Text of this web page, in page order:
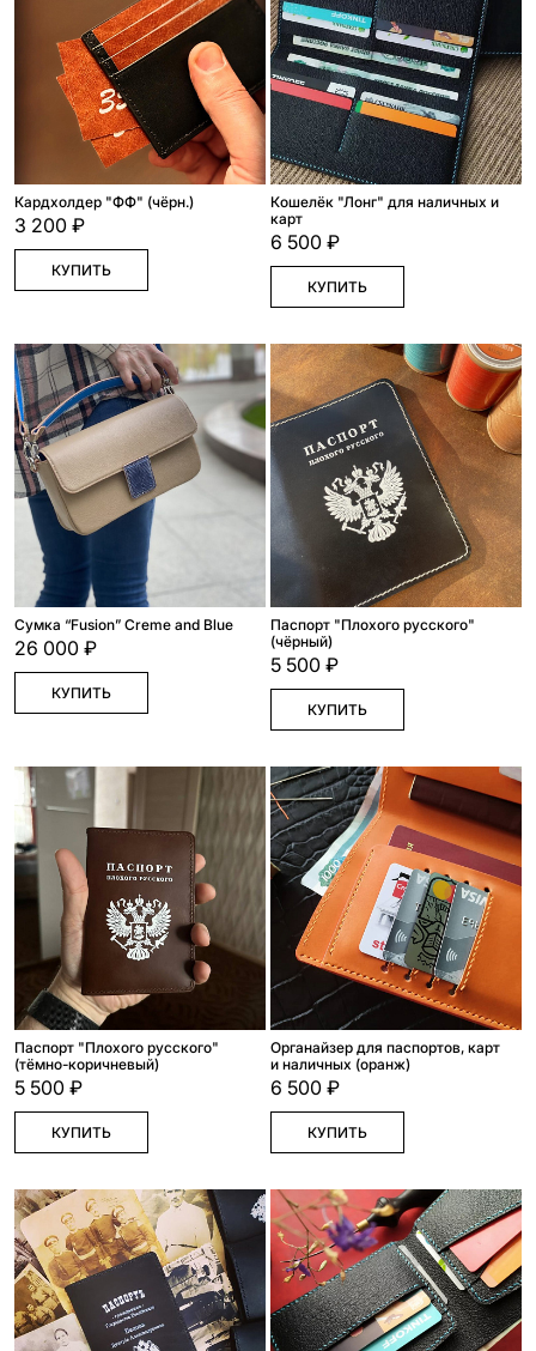
Кардхолдер "ФФ" (чёрн.)
3 200 ₽
КУПИТЬ
Кошелёк "Лонг" для наличных и
карт
6 500 ₽
КУПИТЬ
Сумка “Fusion” Creme and Blue
26 000 ₽
КУПИТЬ
Паспорт "Плохого русского"
(чёрный)
5 500 ₽
КУПИТЬ
Паспорт "Плохого русского"
(тёмно-коричневый)
5 500 ₽
КУПИТЬ
Органайзер для паспортов, карт
и наличных (оранж)
6 500 ₽
КУПИТЬ